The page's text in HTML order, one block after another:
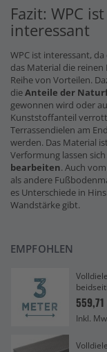
Fazit: WPC
interessant
WPC ist interessant, da
das Material die
Reihe von Vorteilen.
dieAnteile der
gewonnen wird oder
Kunststoffanteil
Terrassendielen am
werden. Das Material
Verformung lassen
bearbeiten. Auch
als andere
es Unterschiede in
Wandstärke gibt.
EMPFOHLEN
Inkl.